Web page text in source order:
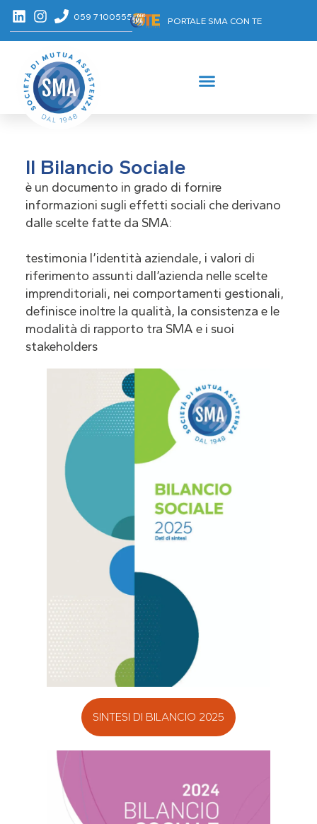
059 7100555 PORTALE SMA CON TE
Il Bilancio Sociale
è un documento in grado di fornire
informazioni sugli effetti sociali che derivano
dalle scelte fatte da SMA:
testimonia l’identità aziendale, i valori di
riferimento assunti dall’azienda nelle scelte
imprenditoriali, nei comportamenti gestionali,
definisce inoltre la qualità, la consistenza e le
modalità di rapporto tra SMA e i suoi
stakeholders
SINTESI DI BILANCIO 2025